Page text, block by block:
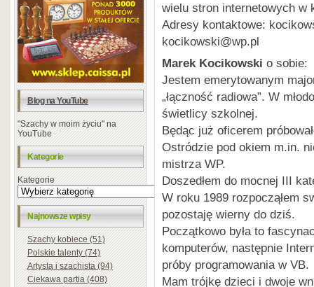
Blog na YouTube
"Szachy w moim życiu" na
YouTube
Kategorie
Kategorie
Najnowsze wpisy
Szachy kobiece (51)
Polskie talenty (74)
Artysta i szachista (94)
Ciekawa partia (408)
wielu stron internetowych w
Adresy kontaktowe:
kocikowski@wp.pl
Marek Kocikowski o sobie:
Jestem emerytowanym
„łączność radiowa”. W
świetlicy szkolnej.
Będąc już oficerem
Ostródzie pod okiem m.in.
mistrza WP.
Doszedłem do mocnej III
W roku 1989 rozpocząłem
pozostaję wierny do dziś.
Początkowo była to
komputerów, następnie
próby programowania w VB.
Mam trójkę dzieci i dwoje